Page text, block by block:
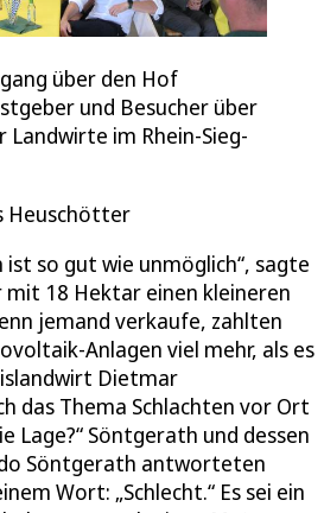
über den Hof
und Besucher über
Landwirte im Rhein-Sieg-
Heuschötter
ist so gut wie unmöglich“, sagte
18 Hektar einen kleineren
jemand verkaufe, zahlten
Anlagen viel mehr, als es
Dietmar
das Thema Schlachten vor Ort
Lage?“ Söntgerath und dessen
Söntgerath antworteten
Wort: „Schlecht.“ Es sei ein